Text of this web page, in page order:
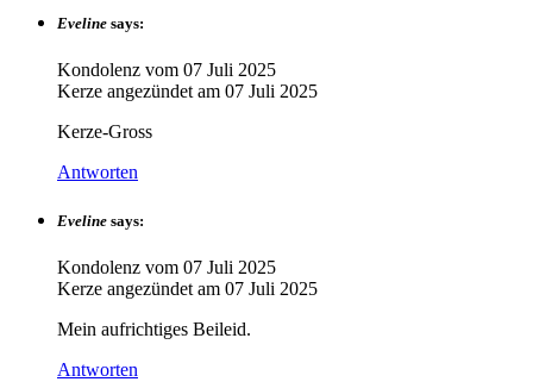
Eveline says:
Kondolenz vom 07 Juli 2025
Kerze angezündet am 07 Juli 2025
Kerze-Gross
Antworten
Eveline says:
Kondolenz vom 07 Juli 2025
Kerze angezündet am 07 Juli 2025
Mein aufrichtiges Beileid.
Antworten